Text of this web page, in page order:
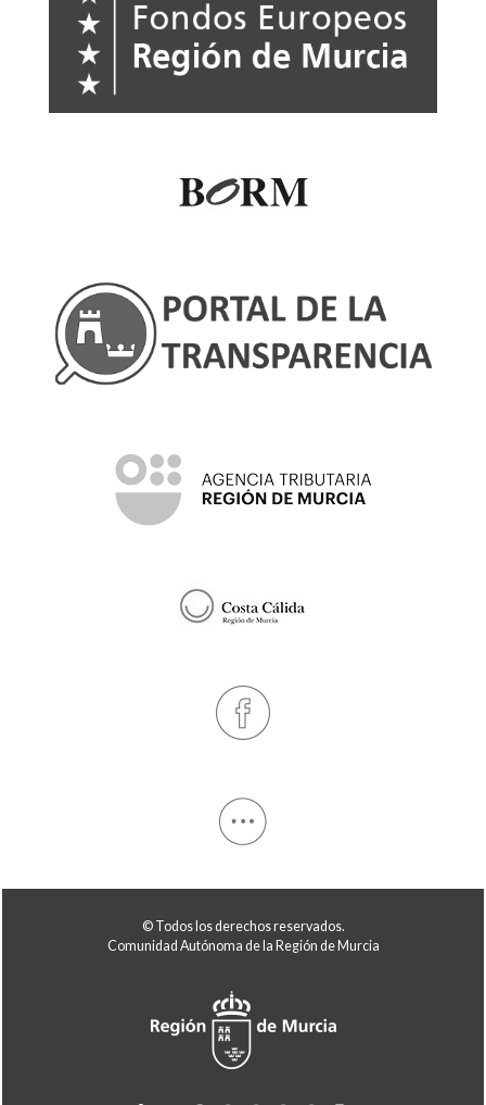
© Todos los derechos reservados.
Comunidad Autónoma de la Región de Murcia